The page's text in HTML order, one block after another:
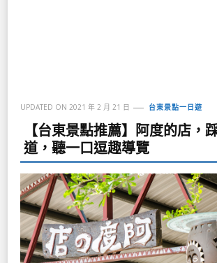
UPDATED ON 2021 年 2 月 21 日 台東景點一日遊
【台東景點推薦】阿度的店，
道，聽一口逗趣導覽